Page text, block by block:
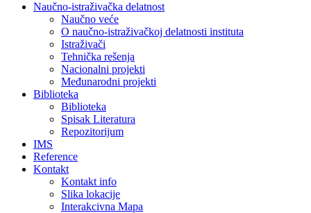
Naučno-istraživačka delatnost
Naučno veće
O naučno-istraživačkoj delatnosti instituta
Istraživači
Tehnička rešenja
Nacionalni projekti
Međunarodni projekti
Biblioteka
Biblioteka
Spisak Literatura
Repozitorijum
IMS
Reference
Kontakt
Kontakt info
Slika lokacije
Interakcivna Mapa